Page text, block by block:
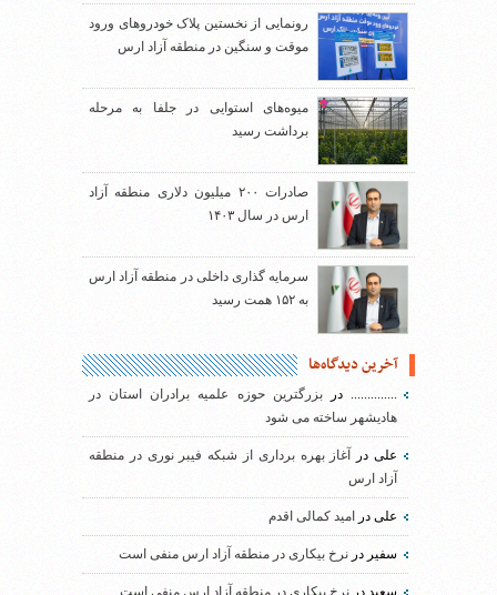
رونمایی از نخستین پلاک خودروهای ورود
موقت و سنگین در منطقه آزاد ارس
میوه‌های استوایی در جلفا به مرحله
برداشت رسید
صادرات ۲۰۰ میلیون دلاری منطقه آزاد
ارس در سال ۱۴۰۳
سرمایه گذاری داخلی در منطقه آزاد ارس
به ۱۵۲ همت رسید
آخرین دیدگاه‌ها
..............دربزرگترین حوزه علمیه برادران استان در
هادیشهر ساخته می شود
علیدر
آغاز بهره برداری از شبکه فیبر نوری در منطقه
آزاد ارس
علی در امید کمالی اقدم
سفیر در نرخ بیکاری در منطقه آزاد ارس منفی است
سعید در نرخ بیکاری در منطقه آزاد ارس منفی است